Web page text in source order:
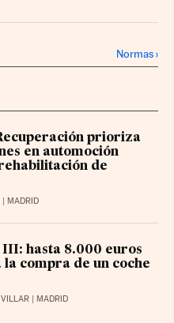
Twitter
Normas›
prioriza
en automoción
de
| MADRID
III: hasta 8.000 euros
la compra de un coche
| MADRID